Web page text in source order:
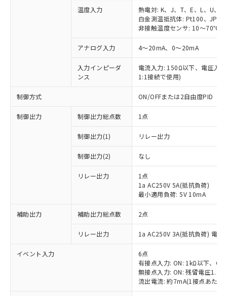
温度入力
熱電対: K、J、T、E、L、U、
白金測温抵抗体: Pt100、
非接触温度センサ: 10～70℃
アナログ入力 4～20mA、0～20mA
入力インピーダ
ンス
電流入力: 150Ω以下、電圧入
1:1接続で使用)
制御方式 ON/OFFまたは2自由度PID（
制御出力 制御出力総点数 1点
制御出力(1) リレー出力
制御出力(2) なし
リレー出力
1点
1a AC250V 5A(抵抗負荷)
最小適用負荷: 5V 10mA
補助出力 補助出力総点数 2点
リレー出力 1a AC250V 3A(抵抗負荷) 電
イベント入力
6点
有接点入力: ON: 1kΩ以下、
無接点入力: ON: 残留電圧1.5V
流出電流: 約7mA(1接点あたり)